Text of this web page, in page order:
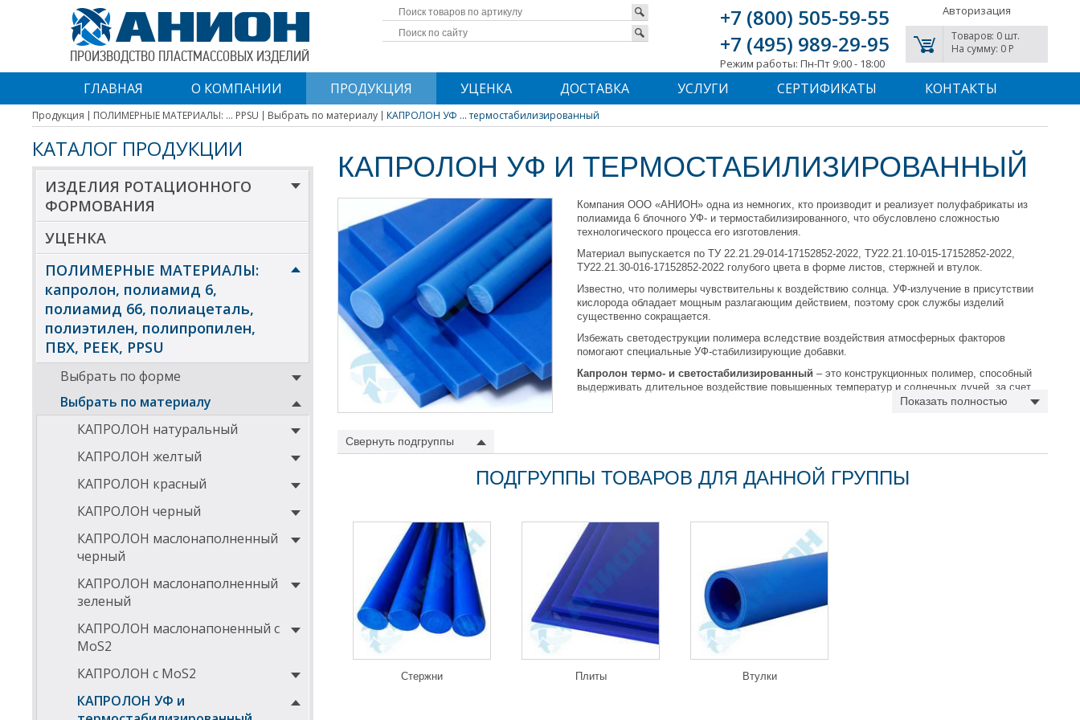
+7 (800) 505-59-55
+7 (495) 989-29-95
Режим работы: Пн-Пт 9:00 - 18:00
Авторизация
Товаров: 0 шт.
На сумму: 0 P
ПРОИЗВОДСТВО ПЛАСТМАССОВЫХ ИЗДЕЛИЙ
ГЛАВНАЯ О КОМПАНИИ ПРОДУКЦИЯ УЦЕНКА ДОСТАВКА УСЛУГИ СЕРТИФИКАТЫ КОНТАКТЫ
Продукция ПОЛИМЕРНЫЕ МАТЕРИАЛЫ: ... PPSU Выбрать по материалу КАПРОЛОН УФ ... термостабилизированный
КАТАЛОГ ПРОДУКЦИИ
ИЗДЕЛИЯ РОТАЦИОННОГО
ФОРМОВАНИЯ
УЦЕНКА
ПОЛИМЕРНЫЕ МАТЕРИАЛЫ:
капролон, полиамид 6,
полиамид 66, полиацеталь,
полиэтилен, полипропилен,
ПВХ, PEEK, PPSU
Выбрать по форме
Выбрать по материалу
КАПРОЛОН натуральный
КАПРОЛОН желтый
КАПРОЛОН красный
КАПРОЛОН черный
КАПРОЛОН маслонаполненный
черный
КАПРОЛОН маслонаполненный
зеленый
КАПРОЛОН маслонапоненный с
MoS2
КАПРОЛОН с MoS2
КАПРОЛОН УФ и
КАПРОЛОН УФ И ТЕРМОСТАБИЛИЗИРОВАННЫЙ
Компания ООО «АНИОН» одна из немногих, кто производит и реализует полуфабрикаты из
полиамида 6 блочного УФ- и термостабилизированного, что обусловлено сложностью
технологического процесса его изготовления.
Материал выпускается по ТУ 22.21.29-014-17152852-2022, ТУ22.21.10-015-17152852-2022,
ТУ22.21.30-016-17152852-2022 голубого цвета в форме листов, стержней и втулок.
Известно, что полимеры чувствительны к воздействию солнца. УФ-излучение в присутствии
кислорода обладает мощным разлагающим действием, поэтому срок службы изделий
существенно сокращается.
Избежать светодеструкции полимера вследствие воздействия атмосферных факторов
помогают специальные УФ-стабилизирующие добавки.
Капролон термо- и светостабилизированный – это конструкционных полимер, способный
выдерживать длительное воздействие повышенных температур и солнечных лучей, за счет
введенных в его структуру специальных добавок. Они обеспечивают стабильность физико-
Проведенные испытания показали эффективность использования УФ- и термостабилизированного капролона в условиях как жаркого сухого
Области применения капролона свето- и термостабилизированного
Изделия, выполненные из УФ- и термостабилизированного капролона, обладают прекрасными механическими и антифрикционными свойствами
обычного капролона, при этом выгодно отличаются длительной работоспособностью при высоких температурах и устойчивостью к солнечным
ультрафиолетовым лучам. Примером его использования могут быть детали вентиляторов, двигателей, втулки, шестеренки и проч.
Основные преимущества и свойства УФ- и термостабилизированного капролона
высокая стойкость к УФ-излучению;
прекрасные показатели скольжения;
повышенная термостойкость;
химическая и коррозийная стойкость;
высокая механическая прочность;
износостойкость.
Показать полностью
Свернуть подгруппы
ПОДГРУППЫ ТОВАРОВ ДЛЯ ДАННОЙ ГРУППЫ
Стержни Плиты Втулки